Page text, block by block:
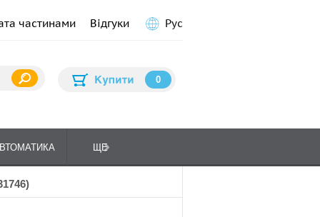
частинами Відгуки Рус
0
ЩЕ